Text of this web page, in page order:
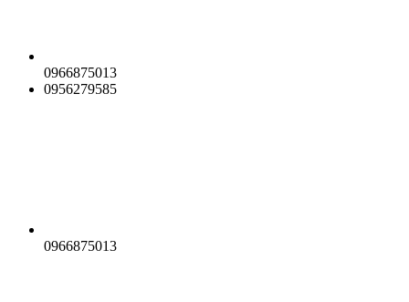
0966875013
0956279585
0966875013